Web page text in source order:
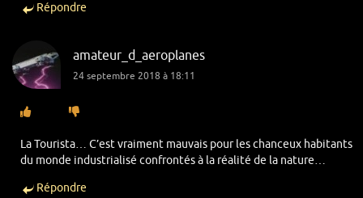
Répondre
amateur_d_aeroplanes
24 septembre 2018 à 18:11
La Tourista… C’est vraiment mauvais pour les chanceux habitants
du monde industrialisé confrontés à la réalité de la nature…
Répondre